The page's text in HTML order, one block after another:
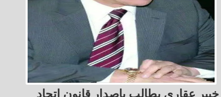
خبير عقارى يطالب بإصدار قانون اتحاد